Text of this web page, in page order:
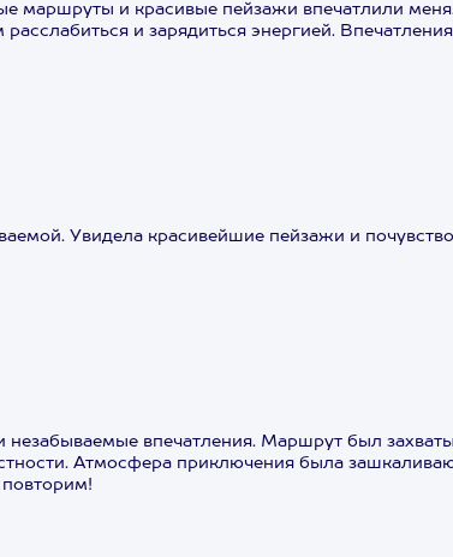
маршруты и красивые пейзажи впечатлили
и зарядиться энергией.
Увидела красивейшие пейзажи и
впечатления. Маршрут был
Атмосфера приключения была